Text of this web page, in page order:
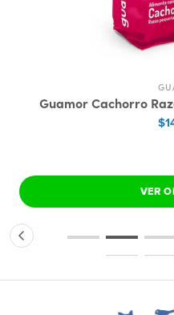
Guamor Cachorro
VER